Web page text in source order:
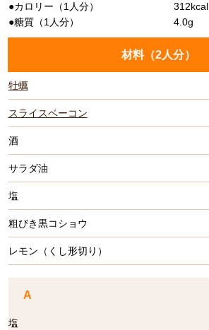
●カロリー（1人分）
312kcal
●糖質（1人分）
4.0g
材料（2人分）
牡蠣
スライスベーコン
酒
サラダ油
塩
粗びき黒コショウ
レモン（くし形切り）
A
塩